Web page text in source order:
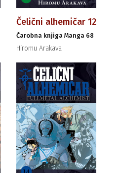
Čelični alhemičar 12
Čarobna knjiga Manga 68
Hiromu Arakava